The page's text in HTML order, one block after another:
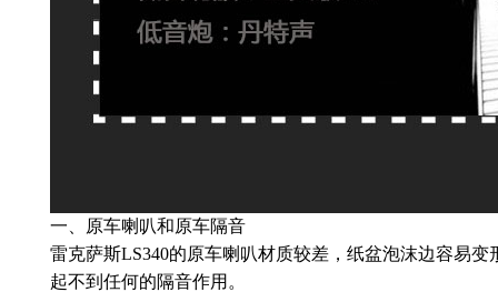
一、原车喇叭和原车隔音
雷克萨斯LS340的原车喇叭材质较差，纸盆泡沫边容易
起不到任何的隔音作用。